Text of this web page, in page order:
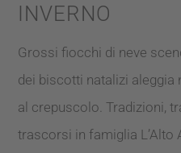
INVERNO
Grossi fiocchi di neve
dei biscotti natalizi aleggia
al crepuscolo. Tradizioni,
trascorsi in famiglia L’Alto